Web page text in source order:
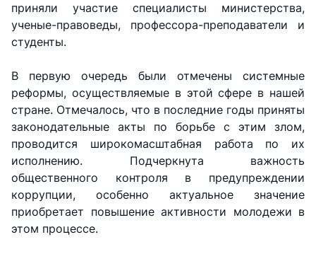
приняли участие специалисты министерства,
ученые-правоведы, профессора-преподаватели и
студенты.
В первую очередь были отмечены системные
реформы, осуществляемые в этой сфере в нашей
стране. Отмечалось, что в последние годы приняты
законодательные акты по борьбе с этим злом,
проводится широкомасштабная работа по их
исполнению. Подчеркнута важность
общественного контроля в предупреждении
коррупции, особенно актуальное значение
приобретает повышение активности молодежи в
этом процессе.